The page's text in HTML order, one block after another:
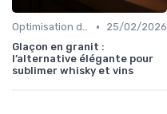
Optimisation de Production •
25/02/2026
Glaçon en granit :
l’alternative élégante pour
sublimer whisky et vins